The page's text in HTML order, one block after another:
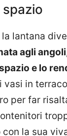
lantana
agli
e lo
vasi in
per far
la sua